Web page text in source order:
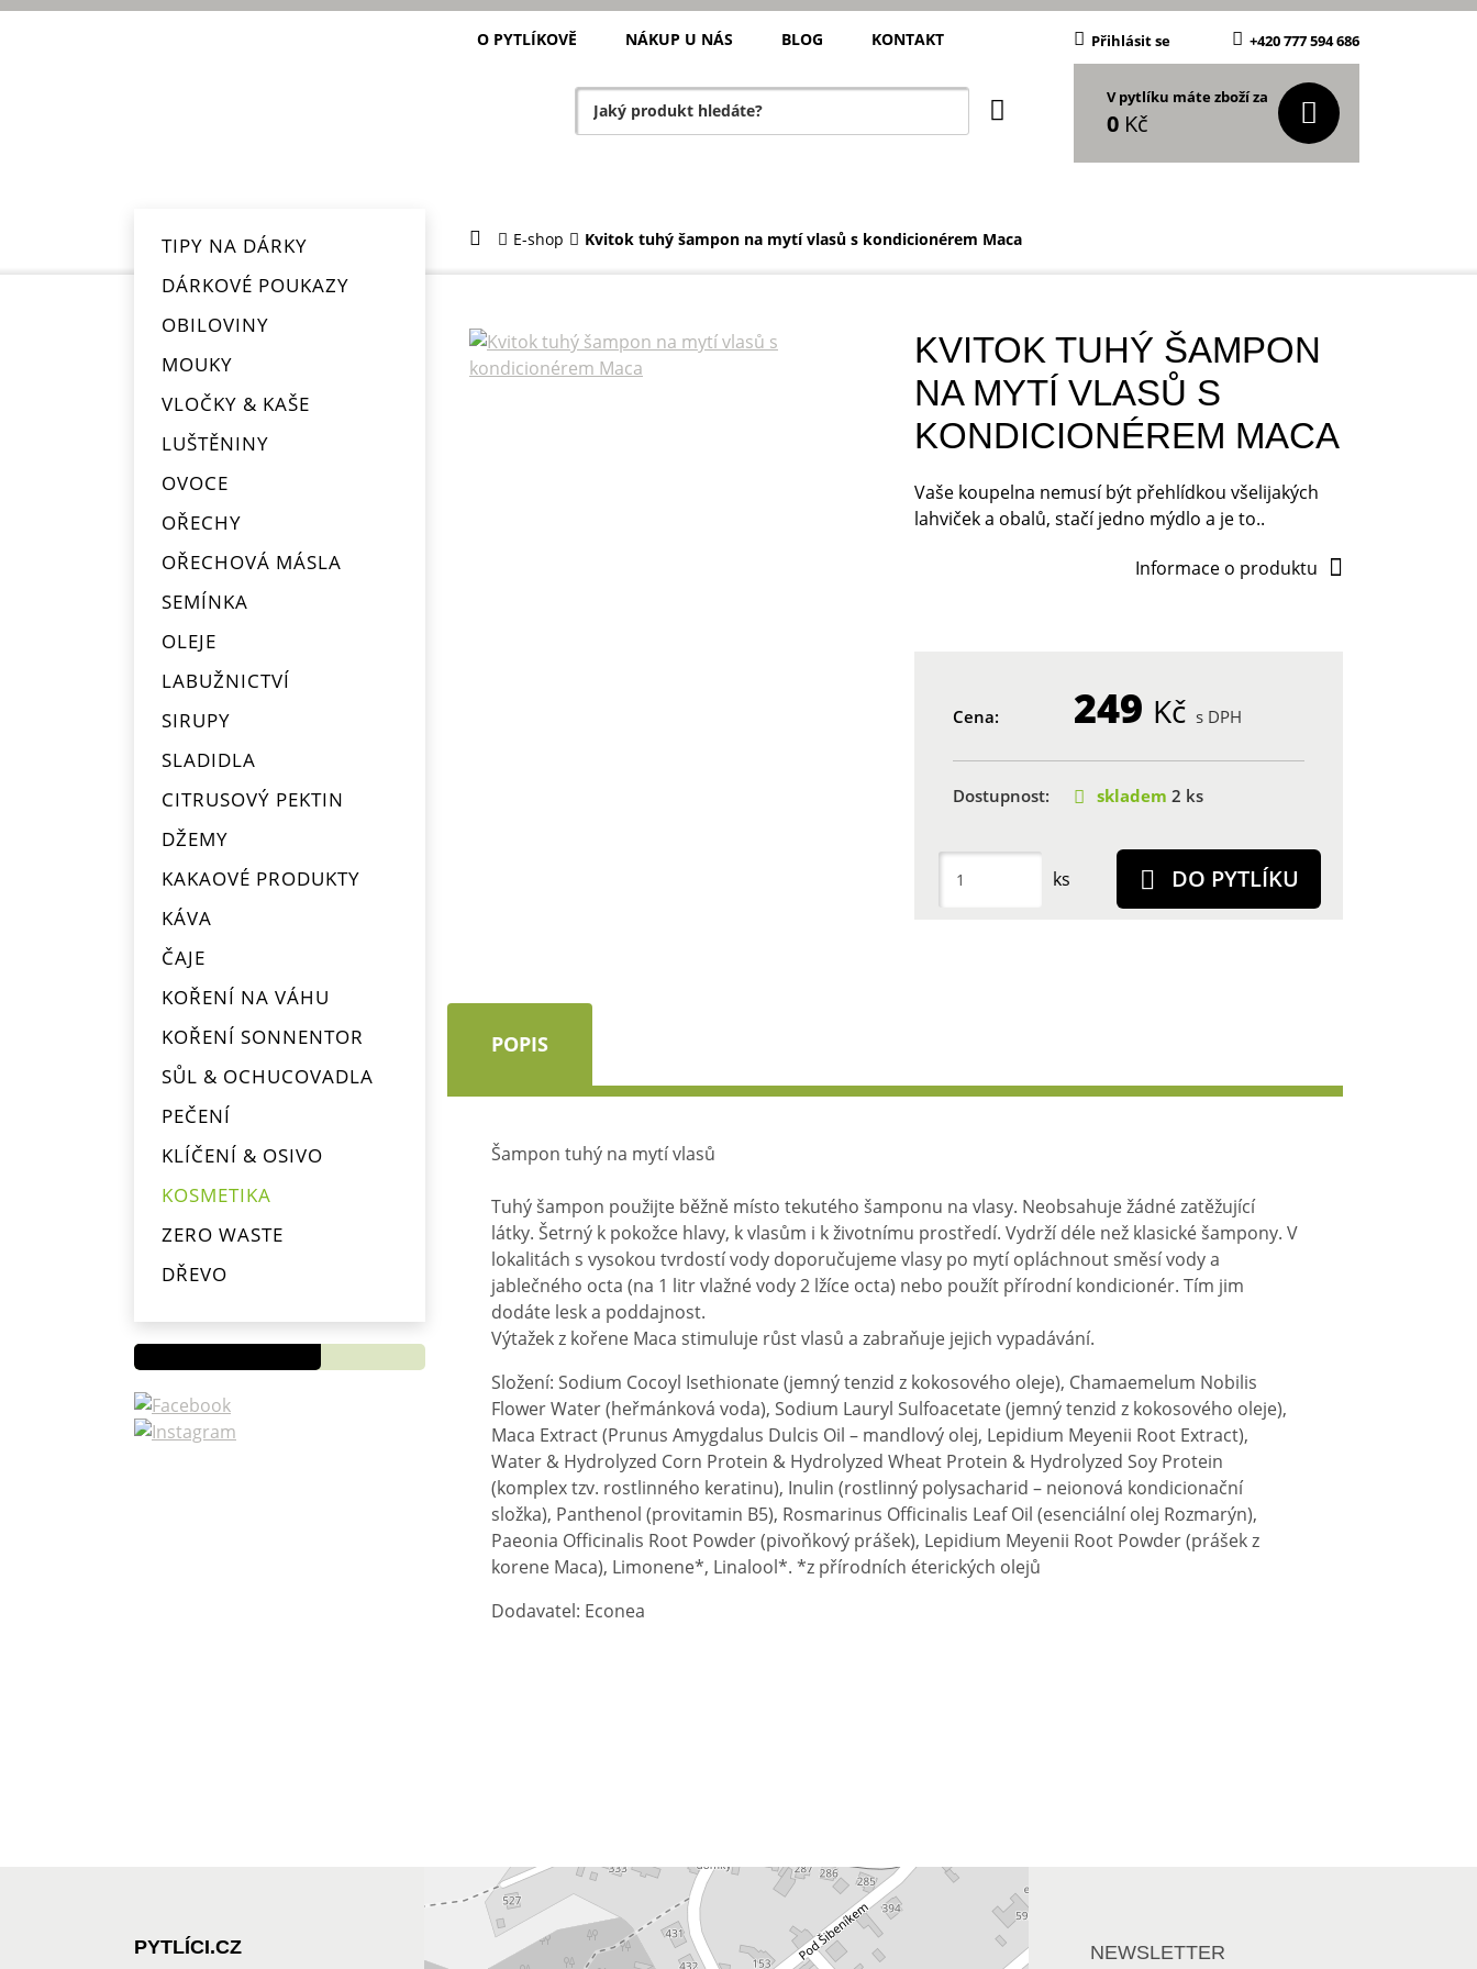
O PYTLÍKOVĚ NÁKUP U NÁS BLOG KONTAKT Přihlásit se +420 777 594 686
V pytlíku máte zboží za
0 Kč
E-shop Kvitok tuhý šampon na mytí vlasů s kondicionérem Maca
KVITOK TUHÝ ŠAMPON
NA MYTÍ VLASŮ S
KONDICIONÉREM MACA
Vaše koupelna nemusí být přehlídkou všelijakých
lahviček a obalů, stačí jedno mýdlo a je to..
Informace o produktu
Cena: 249 Kč s DPH
Dostupnost: skladem2 ks
ks DO PYTLÍKU
POPIS
Šampon tuhý na mytí vlasů
Tuhý šampon použijte běžně místo tekutého šamponu na vlasy. Neobsahuje žádné zatěžující
látky. Šetrný k pokožce hlavy, k vlasům i k životnímu prostředí. Vydrží déle než klasické šampony. V
lokalitách s vysokou tvrdostí vody doporučujeme vlasy po mytí opláchnout směsí vody a
jablečného octa (na 1 litr vlažné vody 2 lžíce octa) nebo použít přírodní kondicionér. Tím jim
dodáte lesk a poddajnost.
Výtažek z kořene Maca stimuluje růst vlasů a zabraňuje jejich vypadávání.
Složení: Sodium Cocoyl Isethionate (jemný tenzid z kokosového oleje), Chamaemelum Nobilis
Flower Water (heřmánková voda), Sodium Lauryl Sulfoacetate (jemný tenzid z kokosového oleje),
Maca Extract (Prunus Amygdalus Dulcis Oil – mandlový olej, Lepidium Meyenii Root Extract),
Water & Hydrolyzed Corn Protein & Hydrolyzed Wheat Protein & Hydrolyzed Soy Protein
(komplex tzv. rostlinného keratinu), Inulin (rostlinný polysacharid – neionová kondicionační
složka), Panthenol (provitamin B5), Rosmarinus Officinalis Leaf Oil (esenciální olej Rozmarýn),
Paeonia Officinalis Root Powder (pivoňkový prášek), Lepidium Meyenii Root Powder (prášek z
korene Maca), Limonene*, Linalool*. *z přírodních éterických olejů
Dodavatel: Econea
TIPY NA DÁRKY
DÁRKOVÉ POUKAZY
OBILOVINY
MOUKY
VLOČKY & KAŠE
LUŠTĚNINY
OVOCE
OŘECHY
OŘECHOVÁ MÁSLA
SEMÍNKA
OLEJE
LABUŽNICTVÍ
SIRUPY
SLADIDLA
CITRUSOVÝ PEKTIN
DŽEMY
KAKAOVÉ PRODUKTY
KÁVA
ČAJE
KOŘENÍ NA VÁHU
KOŘENÍ SONNENTOR
SŮL & OCHUCOVADLA
PEČENÍ
KLÍČENÍ & OSIVO
KOSMETIKA
ZERO WASTE
DŘEVO
PYTLÍCI.CZ NEWSLETTER